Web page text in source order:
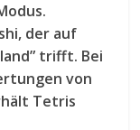
der auf
trifft. Bei
von
Tetris